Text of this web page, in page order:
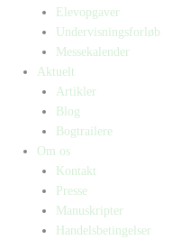
Elevopgaver
Undervisningsforløb
Messekalender
Aktuelt
Artikler
Blog
Bogtrailere
Om os
Kontakt
Presse
Manuskripter
Handelsbetingelser